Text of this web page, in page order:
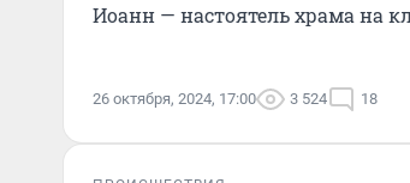
Иоанн — настоятель храма на
26 октября, 2024, 17:00 3 524 18